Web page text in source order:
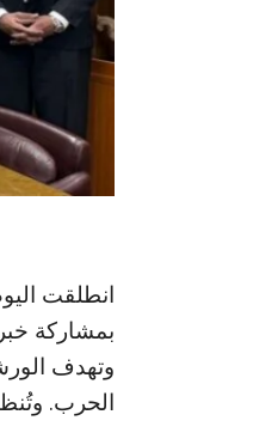
انطلقت
بمشاركة
وتهدف
الحرب.